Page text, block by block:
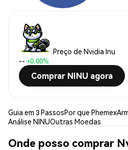
Preço de Nvidia Inu
-- +0.00%
Comprar NINU agora
Guia em 3 PassosPor que Phemex
Análise NINUOutras Moedas
Onde posso comprar